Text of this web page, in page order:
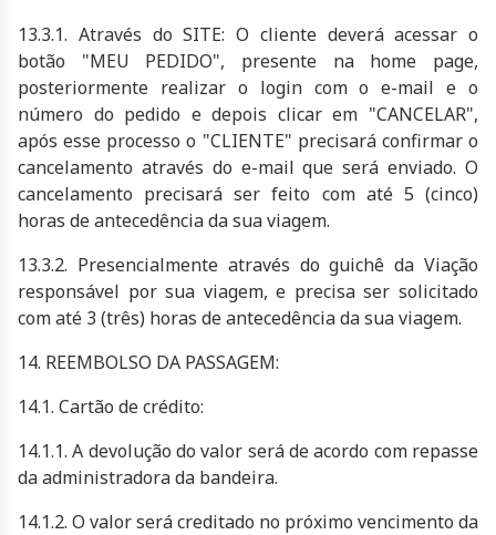
13.3.1. Através do SITE: O cliente deverá acessar o
botão "MEU PEDIDO", presente na home page,
posteriormente realizar o login com o e-mail e o
número do pedido e depois clicar em "CANCELAR",
após esse processo o "CLIENTE" precisará confirmar o
cancelamento através do e-mail que será enviado. O
cancelamento precisará ser feito com até 5 (cinco)
horas de antecedência da sua viagem.
13.3.2. Presencialmente através do guichê da Viação
responsável por sua viagem, e precisa ser solicitado
com até 3 (três) horas de antecedência da sua viagem.
14. REEMBOLSO DA PASSAGEM:
14.1. Cartão de crédito:
14.1.1. A devolução do valor será de acordo com repasse
da administradora da bandeira.
14.1.2. O valor será creditado no próximo vencimento da